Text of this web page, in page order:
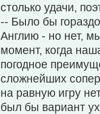
столько удачи,
-- Было бы
Англию - но нет,
момент, когда
погодное
сложнейших
на равную игру
был бы вариант